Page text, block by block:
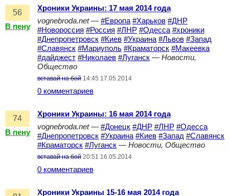
56
В пену
Хроники Украины: 17 мая 2014 года
vognebroda.net— #Европа #Харьков #ДНР
#Новороссия #Россия #ЛНР #Одесса #хроники
#Днепропетровск #Киев #Украина #Львов #Запад
#Славянск #Мариуполь #Краматорск #Макеевка
#дайджест #Николаев #Луганск — Новости,
Общество
вставай на бой 14:45 17.05.2014
0 комментариев
74
В пену
Хроники Украины: 16 мая 2014 года
vognebroda.net— #Донецк #ДНР #ЛНР #Одесса
#Днепропетровск #Украина #Киев #Запад #Славянск
#Краматорск #Луганск — Новости, Общество
вставай на бой 20:51 16.05.2014
0 комментариев
Хроники Украины 15-16 мая 2014 года